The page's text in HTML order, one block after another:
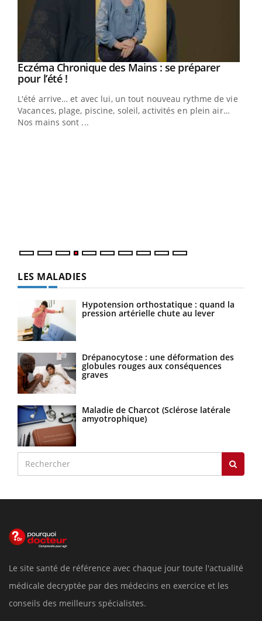
Youtube
Eczéma Chronique des Mains : se préparer
pour l’été !Youtube
L'été arrive… et avec lui, un tout nouveau rythme de vie !
Vacances, plage, piscine, soleil, activités en plein air…
Nos mains sont ...
LES MALADIES
Hypotension orthostatique : quand la
pression artérielle chute au lever
Drépanocytose : une déformation des
globules rouges aux conséquences
graves
Maladie de Charcot (Sclérose latérale
amyotrophique)
Le site santé de référence avec chaque jour toute l'actualité
médicale decryptée par des médecins en exercice et les
conseils des meilleurs spécialistes.